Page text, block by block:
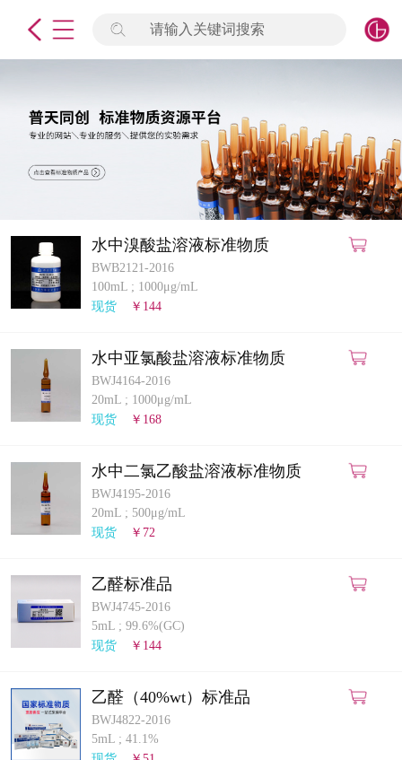
请输入关键词搜索
水中溴酸盐溶液标准物质
BWB2121-2016
100mL ; 1000μg/mL
现货
￥144
水中亚氯酸盐溶液标准物质
BWJ4164-2016
20mL ; 1000μg/mL
现货
￥168
水中二氯乙酸盐溶液标准物质
BWJ4195-2016
20mL ; 500μg/mL
现货
￥72
乙醛标准品
BWJ4745-2016
5mL ; 99.6%(GC)
现货
￥144
乙醛（40%wt）标准品
BWJ4822-2016
5mL ; 41.1%
签到
标准物质
产品专项
微生物检测/质控品
定制标物
定制仪器
计量课堂
知识交流
公司主页
购物车
会员中心
联系我们
返回主页